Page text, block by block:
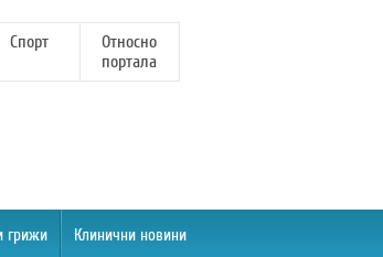
Спорт
Относно
портала
грижи Клинични новини